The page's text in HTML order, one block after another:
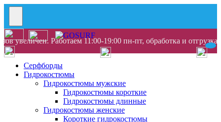
увеличен. Работаем 11:00-19:00 пн-пт, обработка и
Серфборды
Гидрокостюмы
Гидрокостюмы мужские
Гидрокостюмы короткие
Гидрокостюмы длинные
Гидрокостюмы женские
Короткие гидрокостюмы